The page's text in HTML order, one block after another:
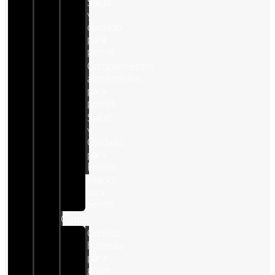
Salud
y
cuidado
para
perros
Complementos
alimenticios
para
perros
Salud
y
Cuidado
para
Perros
Gatos
Comida
humeda
para
gatos